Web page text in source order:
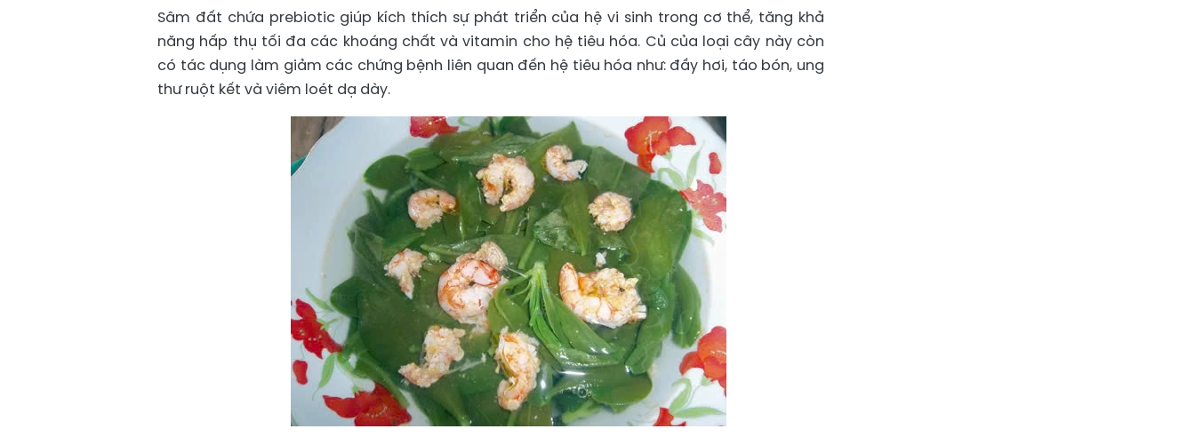
Sâm đất chứa prebiotic giúp kích thích sự phát triển của hệ vi sinh trong cơ thể, tăng khả
năng hấp thụ tối đa các khoáng chất và vitamin cho hệ tiêu hóa. Củ của loại cây này còn
có tác dụng làm giảm các chứng bệnh liên quan đến hệ tiêu hóa như: đầy hơi, táo bón, ung
thư ruột kết và viêm loét dạ dày.